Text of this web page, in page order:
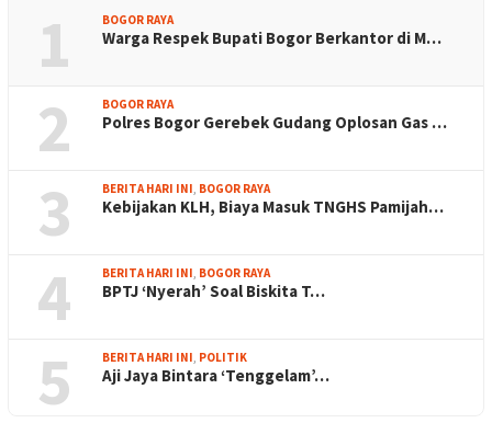
1 BOGOR RAYA
Warga Respek Bupati Bogor Berkantor di M…
2 BOGOR RAYA
Polres Bogor Gerebek Gudang Oplosan Gas …
3 BERITA HARI INI, BOGOR RAYA
Kebijakan KLH, Biaya Masuk TNGHS Pamijah…
4 BERITA HARI INI, BOGOR RAYA
BPTJ ‘Nyerah’ Soal Biskita T…
5 BERITA HARI INI, POLITIK
Aji Jaya Bintara ‘Tenggelam’…